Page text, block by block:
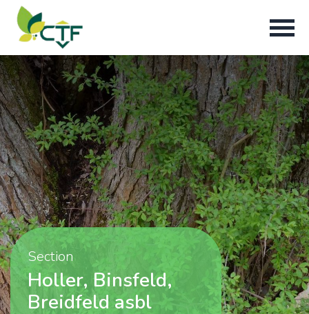
Section
Holler, Binsfeld,
Breidfeld asbl